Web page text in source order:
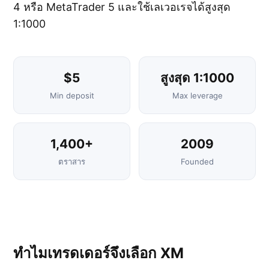
4 หรือ MetaTrader 5 และใช้เลเวอเรจได้สูงสุด
1:1000
$5
Min deposit
สูงสุด 1:1000
Max leverage
1,400+
ตราสาร
2009
Founded
ทำไมเทรดเดอร์จึงเลือก XM